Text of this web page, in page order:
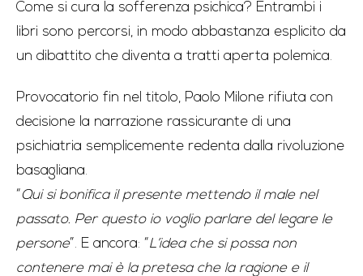
Come si cura la sofferenza psichica? Entrambi i
libri sono percorsi, in modo abbastanza esplicito da
un dibattito che diventa a tratti aperta polemica.
Provocatorio fin nel titolo, Paolo Milone rifiuta con
decisione la narrazione rassicurante di una
psichiatria semplicemente redenta dalla rivoluzione
basagliana.
“Qui si bonifica il presente mettendo il male nel
passato. Per questo io voglio parlare del legare le
persone”. E ancora: “L’idea che si possa non
contenere mai è la pretesa che la ragione e il